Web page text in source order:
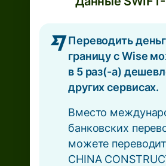
Переводить
границу с Wise
в 5 раз(-а)
других сервисах.
Вместо
банковских
можете
CHINA